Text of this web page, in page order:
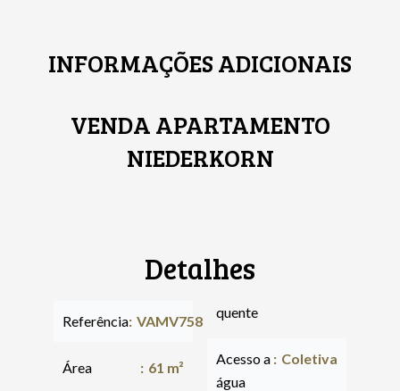
INFORMAÇÕES ADICIONAIS
VENDA APARTAMENTO
NIEDERKORN
Detalhes
Referência VAMV758
Área 61 m²
quente
Acesso a
água
Coletiva